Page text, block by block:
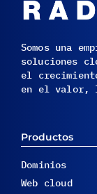
Somos una
soluciones
el
en el valor,
Productos
Dominios
Web cloud